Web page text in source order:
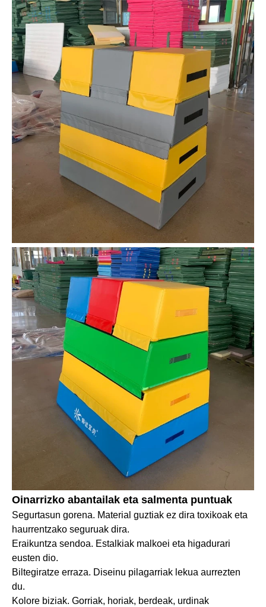
Oinarrizko abantailak eta salmenta puntuak
Segurtasun gorena. Material guztiak ez dira toxikoak eta
haurrentzako seguruak dira.
Eraikuntza sendoa. Estalkiak malkoei eta higadurari
eusten dio.
Biltegiratze erraza. Diseinu pilagarriak lekua aurrezten
du.
Kolore biziak. Gorriak, horiak, berdeak, urdinak